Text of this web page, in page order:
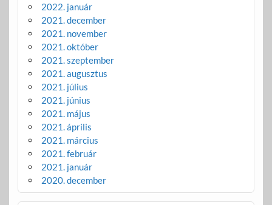
2022. január
2021. december
2021. november
2021. október
2021. szeptember
2021. augusztus
2021. július
2021. június
2021. május
2021. április
2021. március
2021. február
2021. január
2020. december